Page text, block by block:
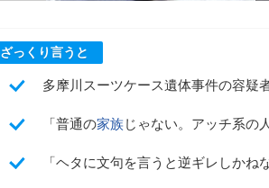
ざっくり言うと
多摩川スーツケース遺体事件の容疑
「普通の家族じゃない。アッチ系の
「ヘタに文句を言うと逆ギレしか